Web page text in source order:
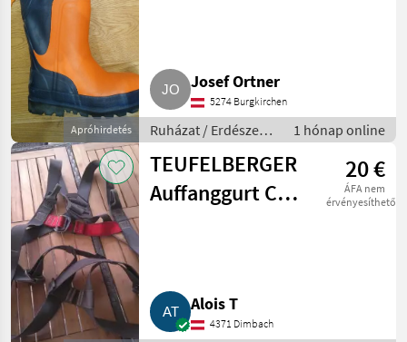
Apróhirdetés
Josef Ortner
5274 Burgkirchen
Ruházat / Erdészeti
munkaruha
1 hónap online
TEUFELBERGER
Auffanggurt C3
20 €
ÁFA nem
érvényesíthető
Alois T
4371 Dimbach